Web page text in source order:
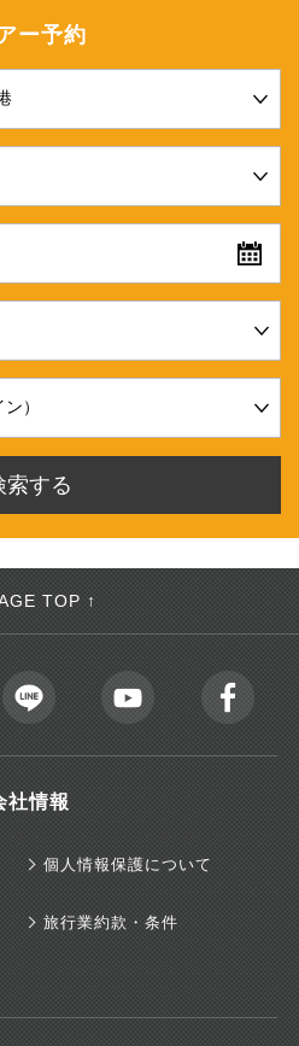
ー予約
TOP ↑
社情報
個人情報保護について
旅行業約款・条件